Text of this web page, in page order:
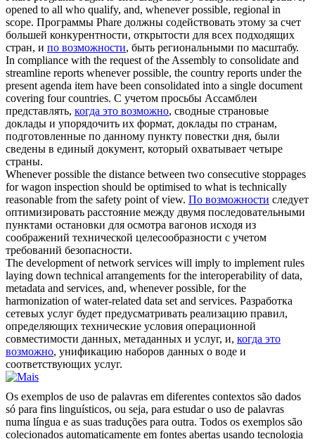
opened to all who qualify, and, whenever possible, regional in
scope. Программы Phare должны содействовать этому за счет
большей конкурентности, открытости для всех подходящих
стран, и по возможности, быть региональными по масштабу.
In compliance with the request of the Assembly to consolidate and
streamline reports whenever possible, the country reports under the
present agenda item have been consolidated into a single document
covering four countries. С учетом просьбы Ассамблеи
представлять, когда это возможно, сводные страновые
доклады и упорядочить их формат, доклады по странам,
подготовленные по данному пункту повестки дня, были
сведены в единый документ, который охватывает четыре
страны.
Whenever possible the distance between two consecutive stoppages
for wagon inspection should be optimised to what is technically
reasonable from the safety point of view. По возможности следует
оптимизировать расстояние между двумя последовательными
пунктами остановки для осмотра вагонов исходя из
соображений технической целесообразности с учетом
требований безопасности.
The development of network services will imply to implement rules
laying down technical arrangements for the interoperability of data,
metadata and services, and, whenever possible, for the
harmonization of water-related data set and services. Разработка
сетевых услуг будет предусматривать реализацию правил,
определяющих технические условия операционной
совместимости данных, метаданных и услуг, и, когда это
возможно, унификацию наборов данных о воде и
соответствующих услуг.
Os exemplos de uso de palavras em diferentes contextos são dados
só para fins linguísticos, ou seja, para estudar o uso de palavras
numa língua e as suas traduções para outra. Todos os exemplos são
colecionados automaticamente em fontes abertas usando tecnologia